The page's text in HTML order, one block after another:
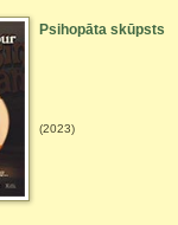
Psihopāta skūpsts
(2023)